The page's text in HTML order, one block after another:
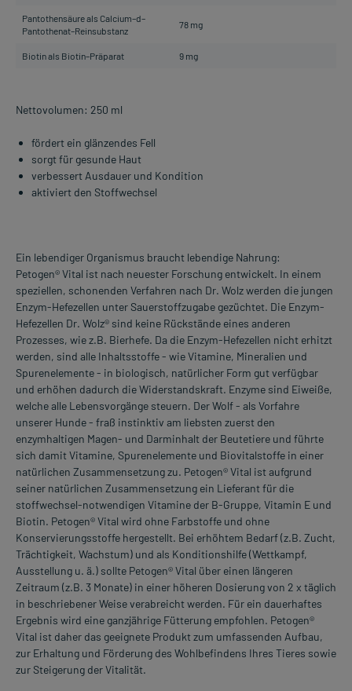
Pantothensäure als Calcium–d–
Pantothenat–Reinsubstanz
78 mg
Biotin als Biotin–Präparat 9 mg
Nettovolumen: 250 ml
fördert ein glänzendes Fell
sorgt für gesunde Haut
verbessert Ausdauer und Kondition
aktiviert den Stoffwechsel
Ein lebendiger Organismus braucht lebendige Nahrung:
Petogen® Vital ist nach neuester Forschung entwickelt. In einem
speziellen, schonenden Verfahren nach Dr. Wolz werden die jungen
Enzym-Hefezellen unter Sauerstoffzugabe gezüchtet. Die Enzym-
Hefezellen Dr. Wolz® sind keine Rückstände eines anderen
Prozesses, wie z.B. Bierhefe. Da die Enzym-Hefezellen nicht erhitzt
werden, sind alle Inhaltsstoffe - wie Vitamine, Mineralien und
Spurenelemente - in biologisch, natürlicher Form gut verfügbar
und erhöhen dadurch die Widerstandskraft. Enzyme sind Eiweiße,
welche alle Lebensvorgänge steuern. Der Wolf - als Vorfahre
unserer Hunde - fraß instinktiv am liebsten zuerst den
enzymhaltigen Magen- und Darminhalt der Beutetiere und führte
sich damit Vitamine, Spurenelemente und Biovitalstoffe in einer
natürlichen Zusammensetzung zu. Petogen® Vital ist aufgrund
seiner natürlichen Zusammensetzung ein Lieferant für die
stoffwechsel-notwendigen Vitamine der B-Gruppe, Vitamin E und
Biotin. Petogen® Vital wird ohne Farbstoffe und ohne
Konservierungsstoffe hergestellt. Bei erhöhtem Bedarf (z.B. Zucht,
Trächtigkeit, Wachstum) und als Konditionshilfe (Wettkampf,
Ausstellung u. ä.) sollte Petogen® Vital über einen längeren
Zeitraum (z.B. 3 Monate) in einer höheren Dosierung von 2 x täglich
in beschriebener Weise verabreicht werden. Für ein dauerhaftes
Ergebnis wird eine ganzjährige Fütterung empfohlen. Petogen®
Vital ist daher das geeignete Produkt zum umfassenden Aufbau,
zur Erhaltung und Förderung des Wohlbefindens Ihres Tieres sowie
zur Steigerung der Vitalität.